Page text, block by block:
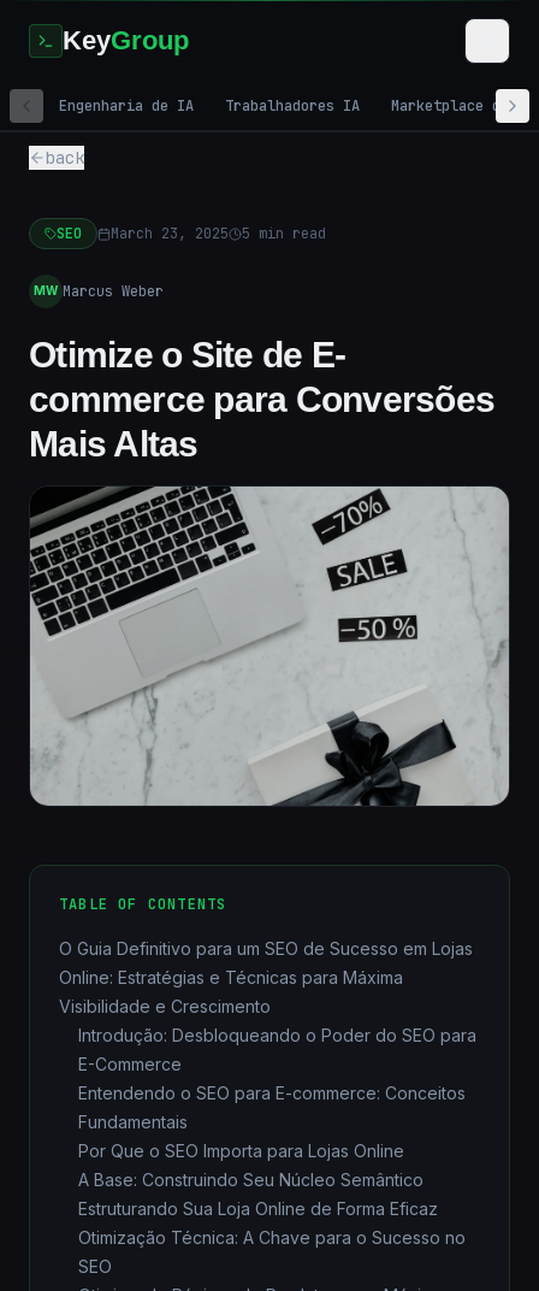
KeyGroup
Engenharia de IA Trabalhadores IA Marketplace de IA
back
SEO March 23, 2025 5 min read
MW Marcus Weber
Otimize o Site de E-
commerce para Conversões
Mais Altas
TABLE OF CONTENTS
O Guia Definitivo para um SEO de Sucesso em Lojas
Online: Estratégias e Técnicas para Máxima
Visibilidade e Crescimento
Introdução: Desbloqueando o Poder do SEO para
E-Commerce
Entendendo o SEO para E-commerce: Conceitos
Fundamentais
Por Que o SEO Importa para Lojas Online
A Base: Construindo Seu Núcleo Semântico
Estruturando Sua Loja Online de Forma Eficaz
Otimização Técnica: A Chave para o Sucesso no
SEO